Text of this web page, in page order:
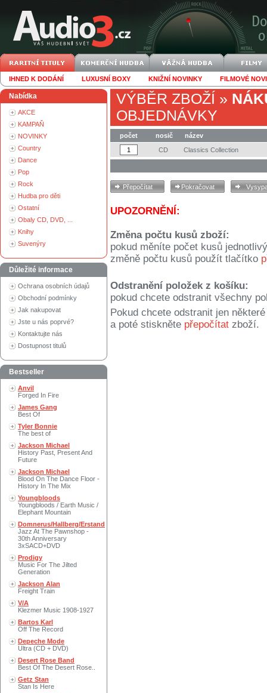
IHNED K DODÁNÍ LUXUSNÍ BOXY KNIŽNÍ NOVINKY FILMOVÉ
Nabídka
AKCE
KAMPAŇ
NOVINKY
Country
Dance
Pop
Rock
Hudba pro děti
Ostatní
Obaly CD, DVD, ...
Knihy
Suvenýry
Důležité informace
Ochrana osobních údajů
Obchodní podmínky
Jak nakupovat
Jste u nás poprvé?
Kontaktujte nás
Dostupnost titulů
Bestseller
Anvil
Forged In Fire
James Gang
Best Of
Tyler Bonnie
The best of
Jackson Michael
History Past, Present And
Future
Jackson Michael
Blood On The Dance Floor -
History In The Mix
Youngbloods
Youngbloods / Earth Music /
Elephant Mountain
Domnerus/Hallberg/Erstand
Jazz At The Pawnshop -
30th Anniversary
3xSACD+DVD
Prodigy
Music For The Jilted
Generation
Jackson Alan
Freight Train
V/A
Klezmer Music 1908-1927
Bartos Karl
Off The Record
Depeche Mode
Ultra (CD + DVD)
Desert Rose Band
Best Of The Desert Rose..
Getz Stan
Stan Is Here
VÝBĚR ZBOŽÍ »
OBJEDNÁVKY
počet nosič
název
CD
Classics Collection
UPOZORNĚNÍ:
Změna počtu kusů zboží:
pokud měníte počet kusů
změně počtu kusů použít tlačítko
Odstranění položek z košíku:
pokud chcete odstranit všechny
Pokud chcete odstranit jen
a poté stiskněte přepočítat zboží.